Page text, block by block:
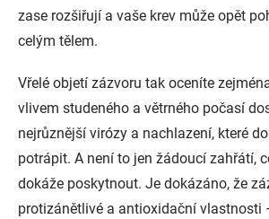
zase rozšiřují a vaše krev může opět
celým tělem.
Vřelé objetí zázvoru tak oceníte
vlivem studeného a větrného počasí
nejrůznější virózy a nachlazení, které
potrápit. A není to jen žádoucí zahřátí,
dokáže poskytnout. Je dokázáno, že
protizánětlivé a antioxidační vlastnosti